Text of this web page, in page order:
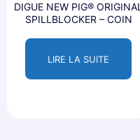
DIGUE NEW PIG® ORIGINAL
SPILLBLOCKER – COIN
LIRE LA SUITE